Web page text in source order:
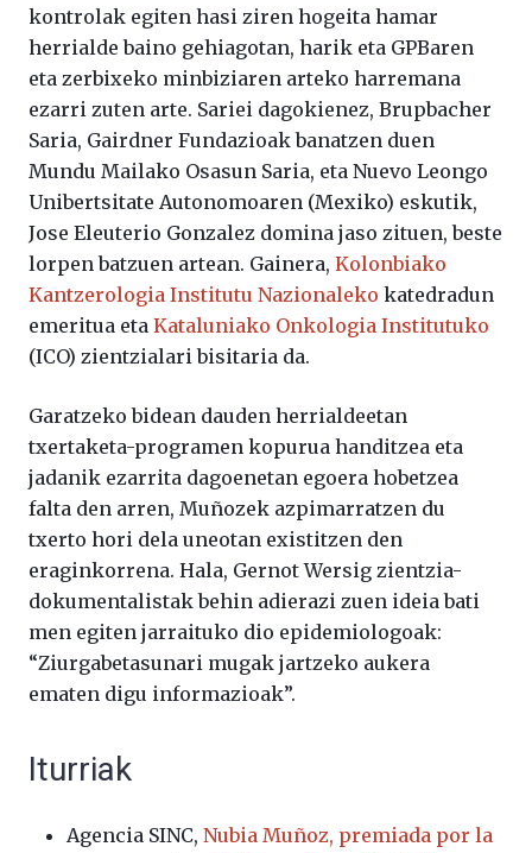
kontrolak egiten hasi ziren hogeita hamar
herrialde baino gehiagotan, harik eta GPBaren
eta zerbixeko minbiziaren arteko harremana
ezarri zuten arte. Sariei dagokienez, Brupbacher
Saria, Gairdner Fundazioak banatzen duen
Mundu Mailako Osasun Saria, eta Nuevo Leongo
Unibertsitate Autonomoaren (Mexiko) eskutik,
Jose Eleuterio Gonzalez domina jaso zituen, beste
lorpen batzuen artean. Gainera, Kolonbiako
Kantzerologia Institutu Nazionaleko katedradun
emeritua eta Kataluniako Onkologia Institutuko
(ICO) zientzialari bisitaria da.
Garatzeko bidean dauden herrialdeetan
txertaketa-programen kopurua handitzea eta
jadanik ezarrita dagoenetan egoera hobetzea
falta den arren, Muñozek azpimarratzen du
txerto hori dela uneotan existitzen den
eraginkorrena. Hala, Gernot Wersig zientzia-
dokumentalistak behin adierazi zuen ideia bati
men egiten jarraituko dio epidemiologoak:
“Ziurgabetasunari mugak jartzeko aukera
ematen digu informazioak”.
Iturriak
Agencia SINC, Nubia Muñoz, premiada por la